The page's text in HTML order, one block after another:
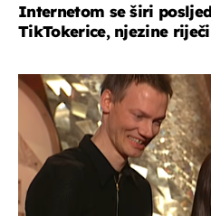
Internetom se širi
TikTokerice, njezine